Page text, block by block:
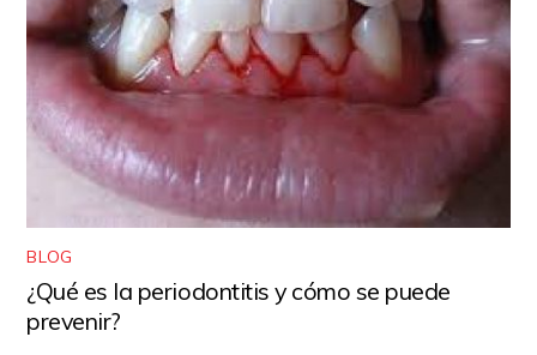
BLOG
¿Qué es la periodontitis y cómo se puede
prevenir?